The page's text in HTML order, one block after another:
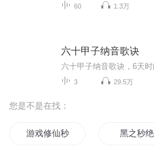
60 1.3万
六十甲子纳音歌诀
3 29.5万
您是不是在找：
游戏修仙秒成真 黑之秒绝